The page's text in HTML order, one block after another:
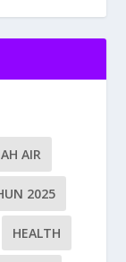
AIR
2025
HEALTH